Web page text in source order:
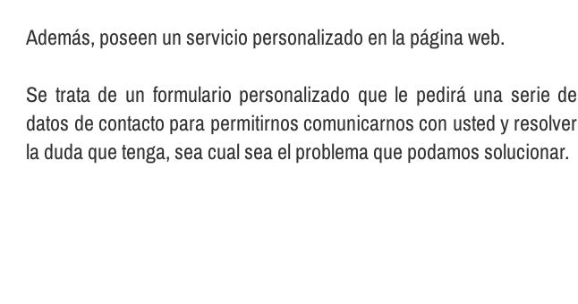
Además, poseen un servicio personalizado en la página web.
Se trata de un formulario personalizado que le pedirá una serie de
datos de contacto para permitirnos comunicarnos con usted y resolver
la duda que tenga, sea cual sea el problema que podamos solucionar.